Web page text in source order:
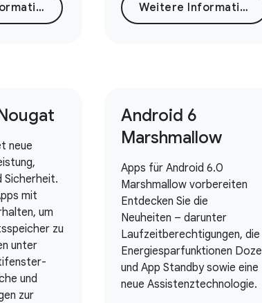
Weitere Informationen Weitere Informationen
neue
Sicherheit.
mit
um
zu
unter
und
zur
Android 6
Marshmallow
Apps für Android 6.0
Marshmallow vorbereiten
Entdecken Sie die
Neuheiten – darunter
Laufzeitberechtigungen, die
Energiesparfunktionen Doze
und App Standby sowie eine
neue Assistenztechnologie.